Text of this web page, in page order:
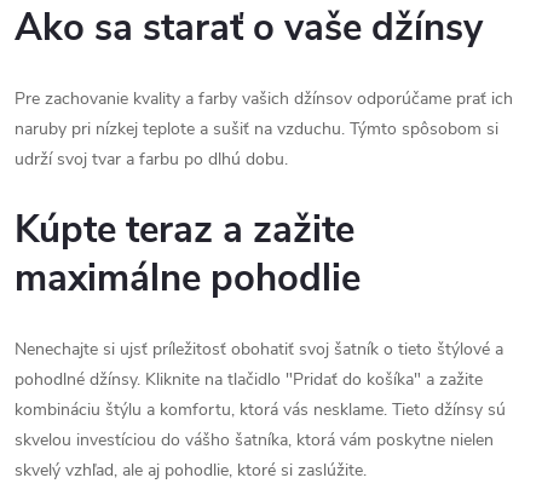
Ako sa starať o vaše džínsy
Pre zachovanie kvality a farby vašich džínsov odporúčame prať ich
naruby pri nízkej teplote a sušiť na vzduchu. Týmto spôsobom si
udrží svoj tvar a farbu po dlhú dobu.
Kúpte teraz a zažite
maximálne pohodlie
Nenechajte si ujsť príležitosť obohatiť svoj šatník o tieto štýlové a
pohodlné džínsy. Kliknite na tlačidlo "Pridať do košíka" a zažite
kombináciu štýlu a komfortu, ktorá vás nesklame. Tieto džínsy sú
skvelou investíciou do vášho šatníka, ktorá vám poskytne nielen
skvelý vzhľad, ale aj pohodlie, ktoré si zaslúžite.